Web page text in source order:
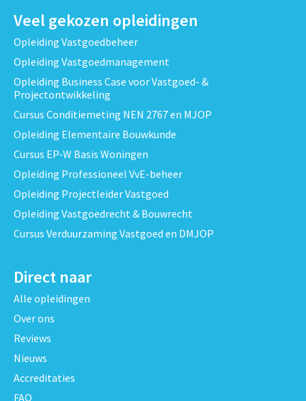
Veel gekozen opleidingen
Opleiding Vastgoedbeheer
Opleiding Vastgoedmanagement
Opleiding Business Case voor Vastgoed- &
Projectontwikkeling
Cursus Conditiemeting NEN 2767 en MJOP
Opleiding Elementaire Bouwkunde
Cursus EP-W Basis Woningen
Opleiding Professioneel VvE-beheer
Opleiding Projectleider Vastgoed
Opleiding Vastgoedrecht & Bouwrecht
Cursus Verduurzaming Vastgoed en DMJOP
Direct naar
Alle opleidingen
Over ons
Reviews
Nieuws
Accreditaties
FAQ